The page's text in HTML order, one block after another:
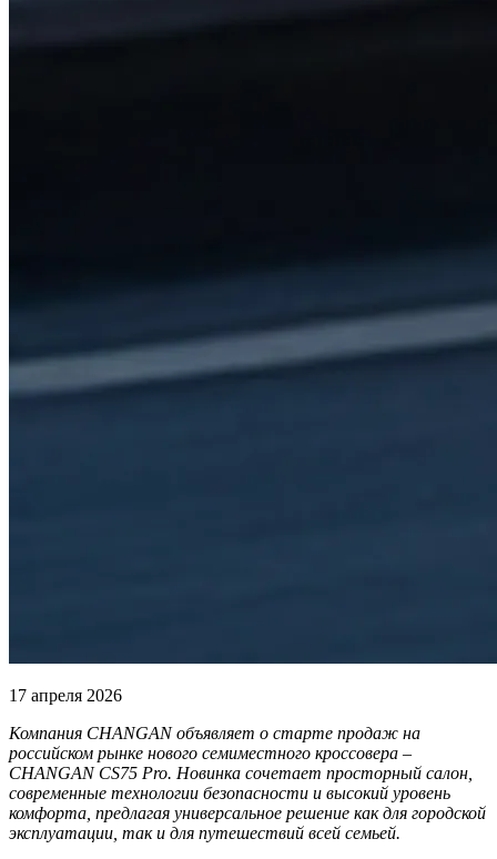
17 апреля 2026
Компания CHANGAN объявляет о старте продаж на
российском рынке нового семиместного кроссовера –
CHANGAN CS75 Pro. Новинка сочетает просторный салон,
современные технологии безопасности и высокий уровень
комфорта, предлагая универсальное решение как для городской
эксплуатации, так и для путешествий всей семьей.